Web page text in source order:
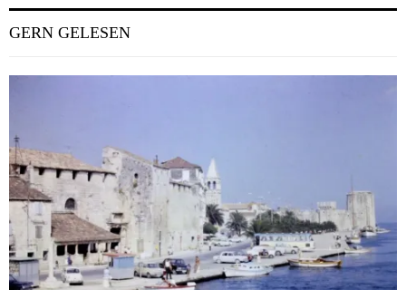
GERN GELESEN